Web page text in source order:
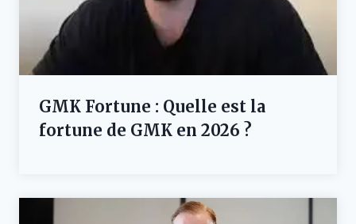
GMK Fortune : Quelle est la
fortune de GMK en 2026 ?